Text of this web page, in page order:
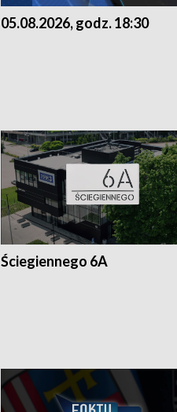
05.08.2026, godz. 18:30
Ściegiennego 6A